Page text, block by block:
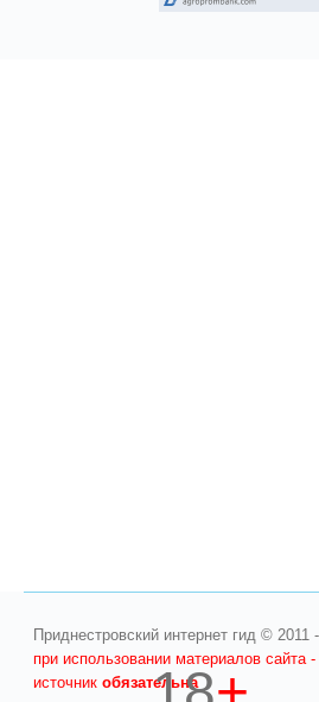
Приднестровский интернет гид © 2011
при использовании материалов сайта
источникобязательна